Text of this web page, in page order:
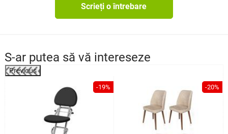
Scrieți o întrebare
S-ar putea să vă intereseze
Previous
-19% -20%